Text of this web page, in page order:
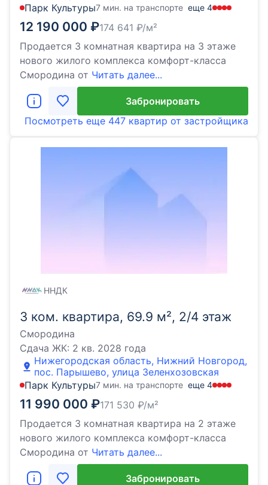
Парк Культуры7 мин. на транспорте еще 4
12 190 000 ₽174 641 ₽/м²
Продается 3 комнатная квартира на 3 этаже
нового жилого комплекса комфорт-класса
Cмородина от Читать далее...
Забронировать
Посмотреть еще 447 квартир от застройщика
3 ком. квартира, 69.9 м², 2/4 этаж
Смородина
Сдача ЖК: 2 кв. 2028 года
Нижегородская область, Нижний Новгород,
пос. Парышево, улица Зеленхозовская
Парк Культуры7 мин. на транспорте еще 4
11 990 000 ₽171 530 ₽/м²
Продается 3 комнатная квартира на 2 этаже
нового жилого комплекса комфорт-класса
Cмородина от Читать далее...
ННДК
Забронировать